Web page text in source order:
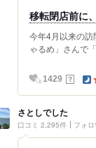
移転閉店前に
今年4月以来の
ゃるめ」さんで
1429 ？
さとしでした
口コミ 2,295件 フォ